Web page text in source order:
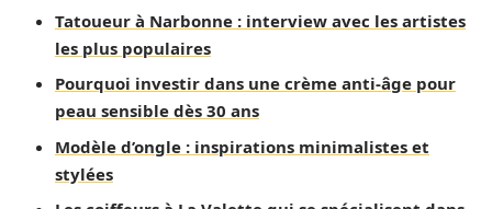
Tatoueur à Narbonne : interview avec les artistes
les plus populaires
Pourquoi investir dans une crème anti-âge pour
peau sensible dès 30 ans
Modèle d’ongle : inspirations minimalistes et
stylées